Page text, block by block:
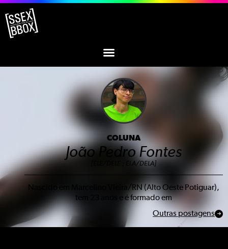
COLUNA
João Pedro Fontes
[ELE/DELE ; ELA/DELA]
Nascido em Marcelino Vieira/RN (Alto Oeste Potiguar),
tem 23 anos e é formado em
Outras postagens